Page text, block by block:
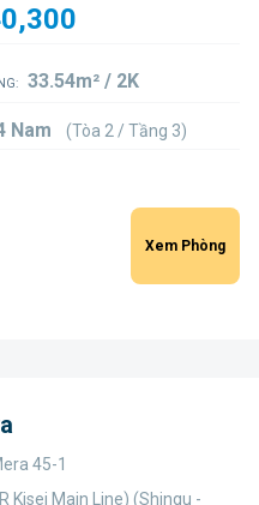
33.54m² / 2K
Nam (Tòa 2 / Tầng 3)
Xem Phòng
45-1
Kisei Main Line) (Shingu -